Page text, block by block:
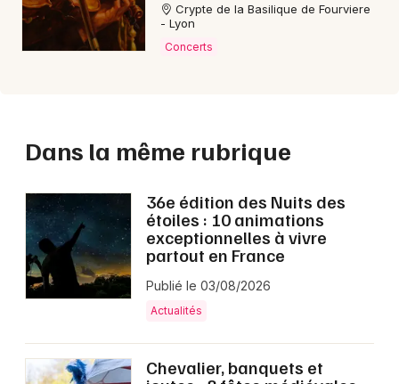
Crypte de la Basilique de Fourviere
- Lyon
Concerts
Dans la même rubrique
36e édition des Nuits des
étoiles : 10 animations
exceptionnelles à vivre
partout en France
Publié le 03/08/2026
Actualités
Chevalier, banquets et